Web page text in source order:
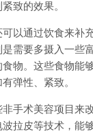
致的效果。
以通过饮食来补
需要多摄入一些
物。这些食物能
弹性、紧致。
手术美容项目来
拉皮等技术，能